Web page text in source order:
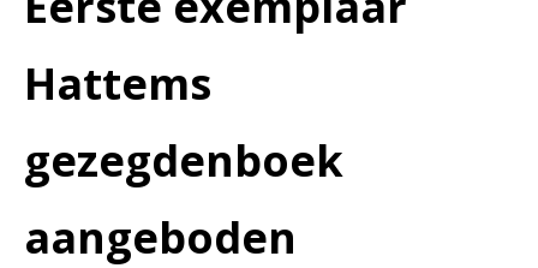
Hattems
gezegdenboek
aangeboden